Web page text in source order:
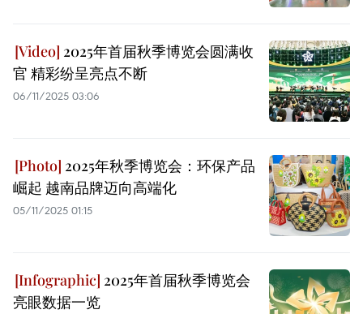
2025年首届秋季博览会圆满收
官 精彩纷呈亮点不断
06/11/2025 03:06
2025年秋季博览会：环保产品
崛起 越南品牌迈向高端化
05/11/2025 01:15
2025年首届秋季博览会
亮眼数据一览